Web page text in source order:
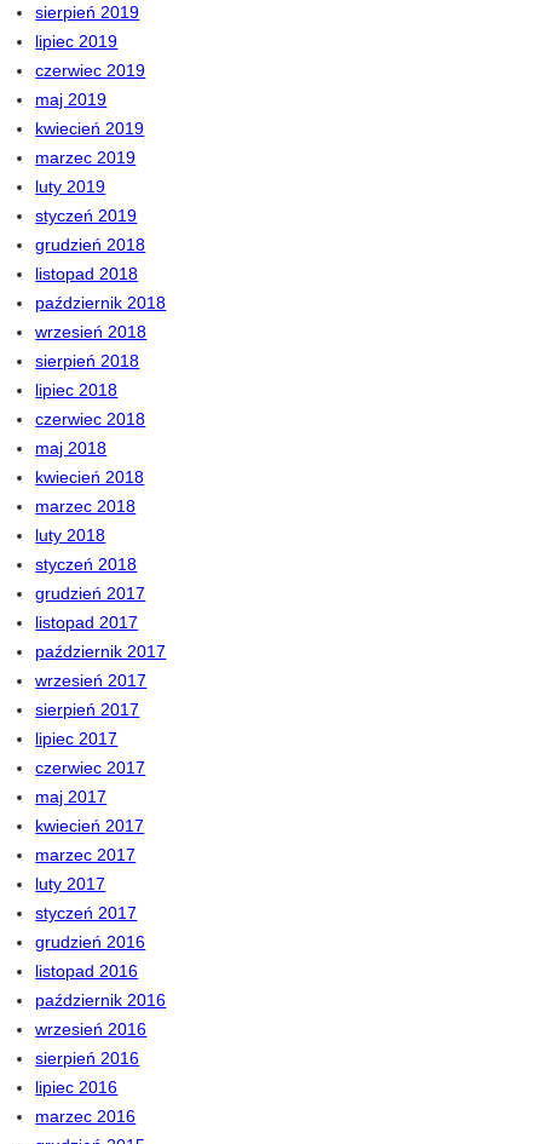
sierpień 2019
lipiec 2019
czerwiec 2019
maj 2019
kwiecień 2019
marzec 2019
luty 2019
styczeń 2019
grudzień 2018
listopad 2018
październik 2018
wrzesień 2018
sierpień 2018
lipiec 2018
czerwiec 2018
maj 2018
kwiecień 2018
marzec 2018
luty 2018
styczeń 2018
grudzień 2017
listopad 2017
październik 2017
wrzesień 2017
sierpień 2017
lipiec 2017
czerwiec 2017
maj 2017
kwiecień 2017
marzec 2017
luty 2017
styczeń 2017
grudzień 2016
listopad 2016
październik 2016
wrzesień 2016
sierpień 2016
lipiec 2016
marzec 2016